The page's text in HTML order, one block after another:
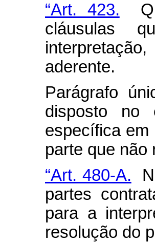
“Art. 423.
cláusulas
aderente.
Parágrafo
disposto no
específica em
parte que não
“Art. 480-A.
partes
para a
resolução do